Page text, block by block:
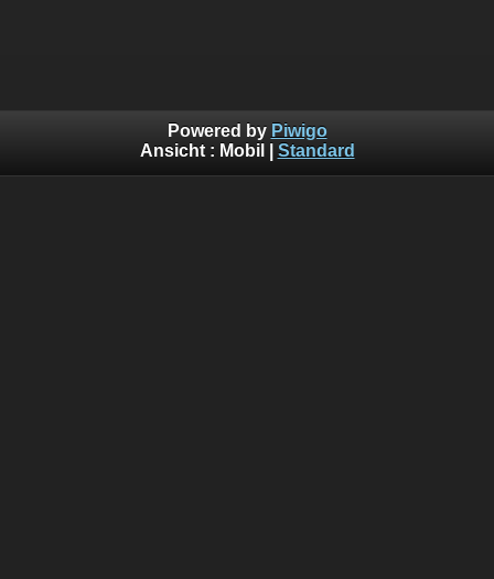
Powered by Piwigo
Ansicht : Mobil Standard